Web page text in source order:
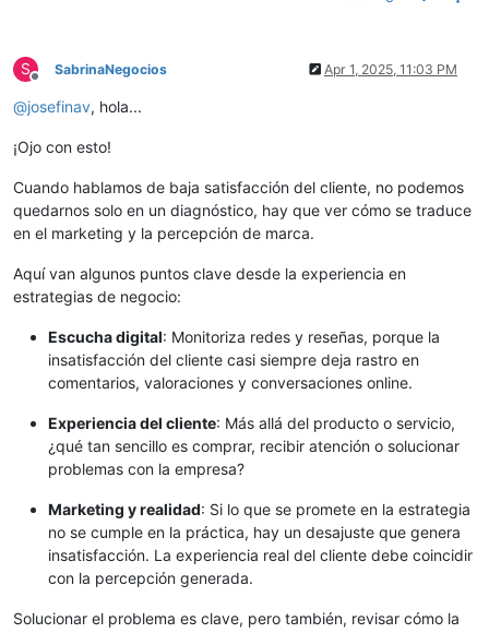
S
Offline
SabrinaNegocios Apr 1, 2025, 11:03 PM
@josefinav, hola...
¡Ojo con esto!
Cuando hablamos de baja satisfacción del cliente, no podemos
quedarnos solo en un diagnóstico, hay que ver cómo se traduce
en el marketing y la percepción de marca.
Aquí van algunos puntos clave desde la experiencia en
estrategias de negocio:
Escucha digital: Monitoriza redes y reseñas, porque la
insatisfacción del cliente casi siempre deja rastro en
comentarios, valoraciones y conversaciones online.
Experiencia del cliente: Más allá del producto o servicio,
¿qué tan sencillo es comprar, recibir atención o solucionar
problemas con la empresa?
Marketing y realidad: Si lo que se promete en la estrategia
no se cumple en la práctica, hay un desajuste que genera
insatisfacción. La experiencia real del cliente debe coincidir
con la percepción generada.
Solucionar el problema es clave, pero también, revisar cómo la